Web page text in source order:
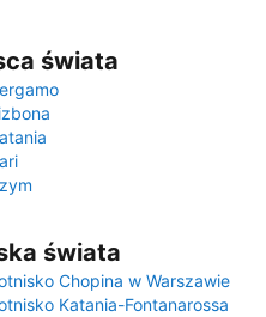
świata
świata
Chopina w Warszawie
Katania-Fontanarossa